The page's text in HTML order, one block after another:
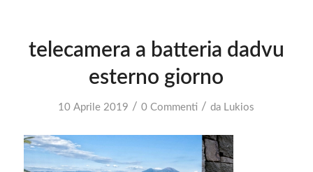
telecamera a batteria dadvu
esterno giorno
10 Aprile 2019 / 0 Commenti / da Lukios